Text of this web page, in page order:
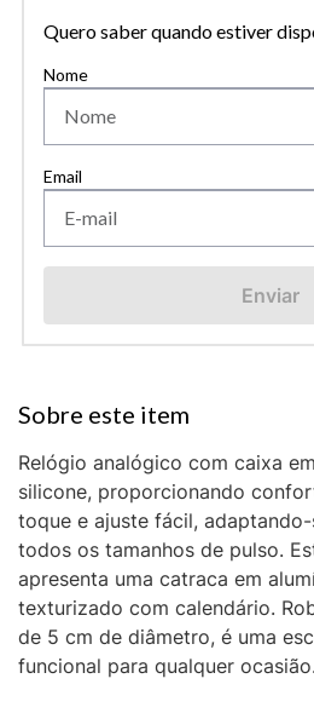
Quero saber quando estiver
Enviar
Relógio analógico com caixa
silicone, proporcionando
toque e ajuste fácil,
todos os tamanhos de pulso.
apresenta uma catraca em
texturizado com calendário.
de 5 cm de diâmetro, é uma
funcional para qualquer ocasião.